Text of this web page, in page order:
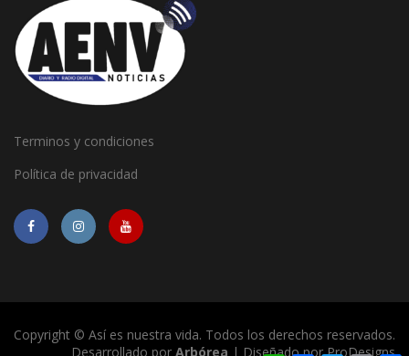
Terminos y condiciones
Política de privacidad
Copyright © Así es nuestra vida. Todos los derechos reservados.
Desarrollado por Arbórea | Diseñado porProDesigns